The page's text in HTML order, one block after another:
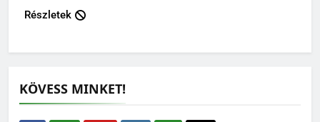
Részletek
KÖVESS MINKET!